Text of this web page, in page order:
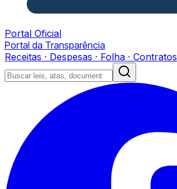
Portal Oficial
Portal da Transparência
Receitas · Despesas · Folha · Contratos